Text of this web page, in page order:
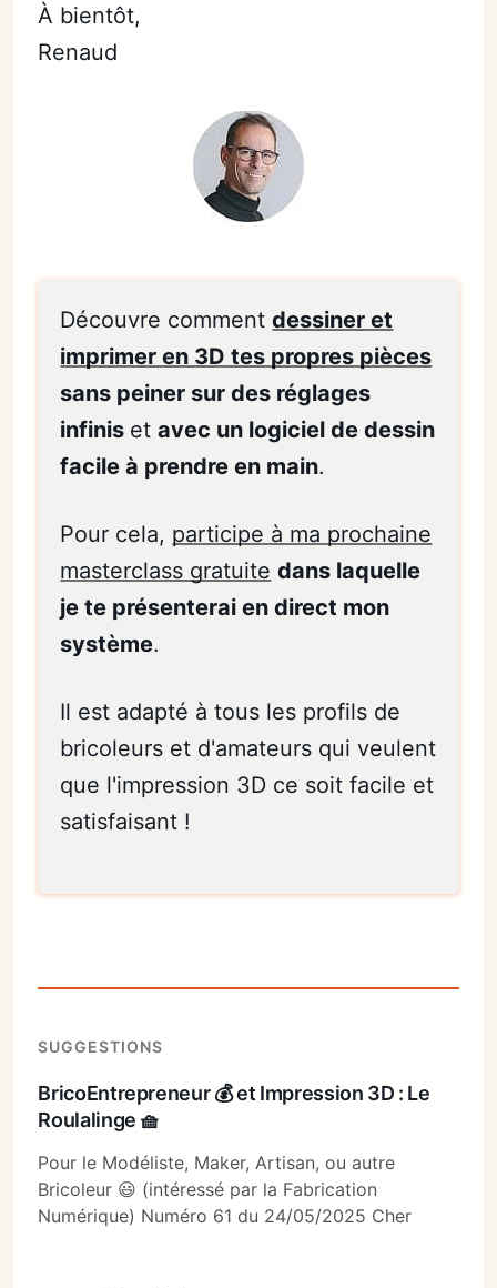
À bientôt,
Renaud
Découvre commentdessiner et
imprimer en 3D tes propres pièces
sans peiner sur des réglages
infinis etavec un logiciel de dessin
facile à prendre en main.
Pour cela, participe à ma prochaine
masterclass gratuite dans laquelle
je te présenterai en direct mon
système.
Il est adapté à tous les profils de
bricoleurs et d'amateurs qui veulent
que l'impression 3D ce soit facile et
satisfaisant !
SUGGESTIONS
BricoEntrepreneur 💰 et Impression 3D : Le
Roulalinge 🧺
Pour le Modéliste, Maker, Artisan, ou autre
Bricoleur 😃 (intéressé par la Fabrication
Numérique) Numéro 61 du 24/05/2025 Cher